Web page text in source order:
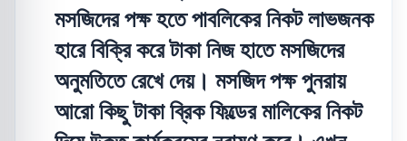
মসজিদের পক্ষ হতে পাবলিকের নিকট লাভজনক
হারে বিক্রি করে টাকা নিজ হাতে মসজিদের
অনুমতিতে রেখে দেয়। মসজিদ পক্ষ পুনরায়
আরো কিছু টাকা ব্রিক ফিল্ডের মালিকের নিকট